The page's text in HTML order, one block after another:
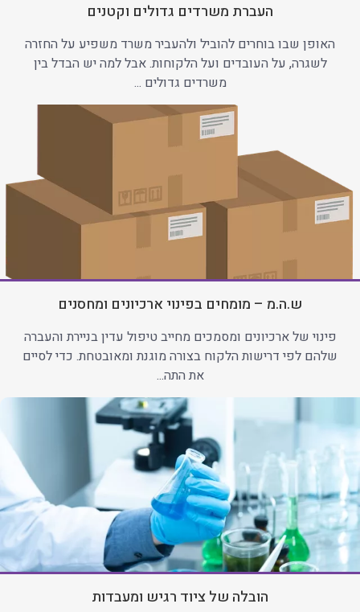
העברת משרדים גדולים וקטנים
האופן שבו בוחרים להוביל ולהעביר משרד משפיע על החזרה
לשגרה, על העובדים ועל הלקוחות. אבל למה יש הבדל בין
משרדים גדולים ...
ש.ה.מ – מומחים בפינוי ארכיונים ומחסנים
פינוי של ארכיונים ומסמכים מחייב טיפול עדין בניירת והעברה
שלהם לפי דרישות הלקוח בצורה מוגנת ומאובטחת. כדי לסיים
את התה...
הובלה של ציוד רגיש ומעבדות